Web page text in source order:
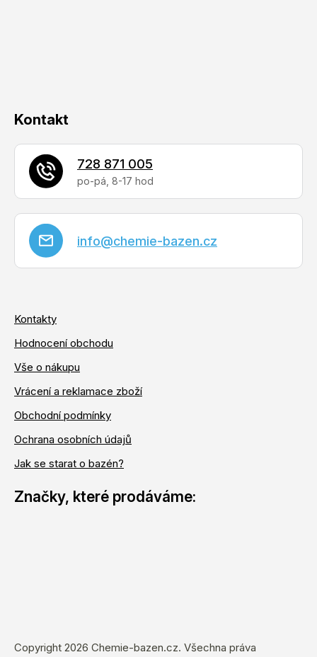
Kontakt
info@chemie-bazen.cz
728 871 005
Kontakty
Hodnocení obchodu
Vše o nákupu
Vrácení a reklamace zboží
Obchodní podmínky
Ochrana osobních údajů
Jak se starat o bazén?
Copyright 2026 Chemie-bazen.cz. Všechna práva